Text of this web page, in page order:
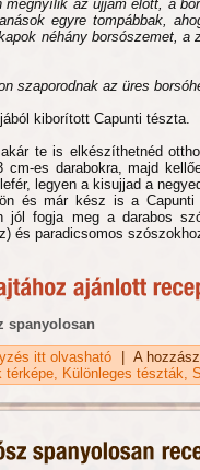
megnyílik az ujjam előtt, a
egyre tompábbak,
néhány borsószemet,
szaporodnak az üres
kiborított Capunti tészta.
te is elkészíthetnéd
cm-es darabokra, majd
legyen a kisujjad a
és már kész is a
jól fogja meg a darabos
és paradicsomos
spanyolosan
itt olvasható
Capunti
A
térképe
Különleges tészták